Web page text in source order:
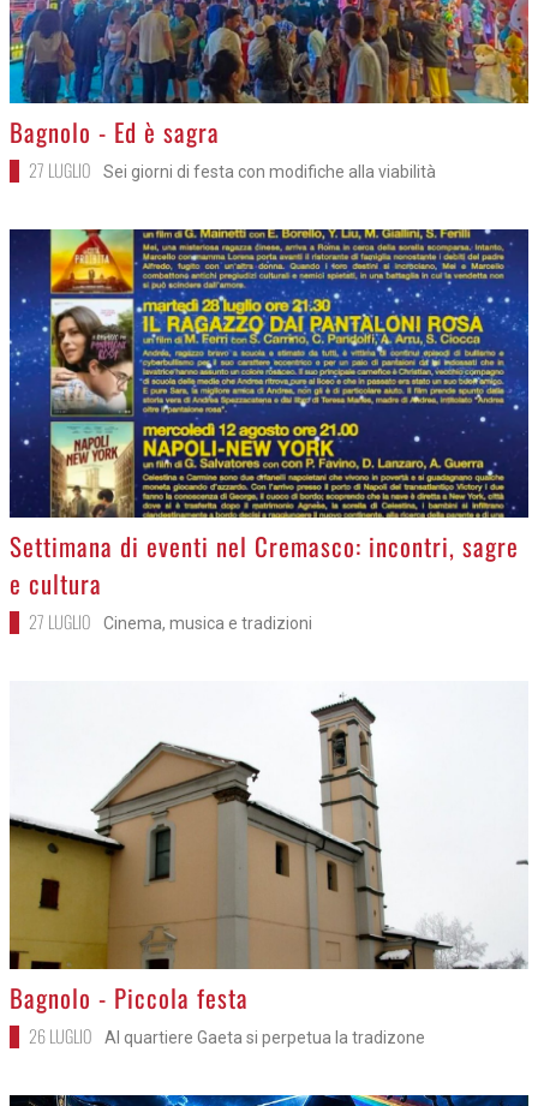
>
Bagnolo - Ed è sagra
27 LUGLIO Sei giorni di festa con modifiche alla viabilità
>
Settimana di eventi nel Cremasco: incontri, sagre
e cultura
27 LUGLIO Cinema, musica e tradizioni
>
Bagnolo - Piccola festa
26 LUGLIO Al quartiere Gaeta si perpetua la tradizone